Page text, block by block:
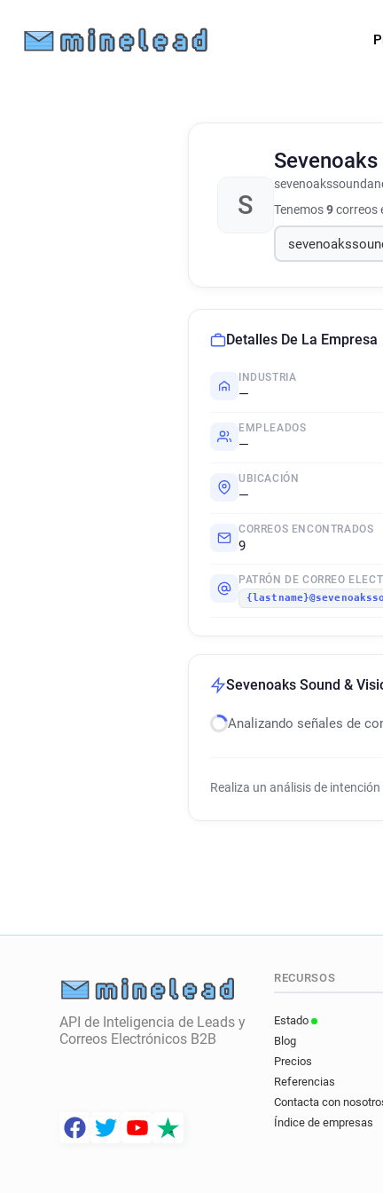
S Tenemos9correos
Detalles De La Empresa
INDUSTRIA
—
EMPLEADOS
—
UBICACIÓN
—
CORREOS ENCONTRADOS
9
PATRÓN DE CORREO
Sevenoaks Sound &
Analizando señales de
Realiza un análisis de
API de Inteligencia de Leads y
Correos Electrónicos B2B
RECURSOS
Estado
Blog
Precios
Referencias
Contacta con
Índice de empresas